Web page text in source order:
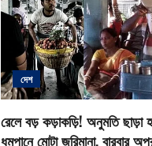
দেশ
রেলে বড় কড়াকড়ি! অনুমতি ছাড়া
ধূমপানে মোটা জরিমানা, বারবার